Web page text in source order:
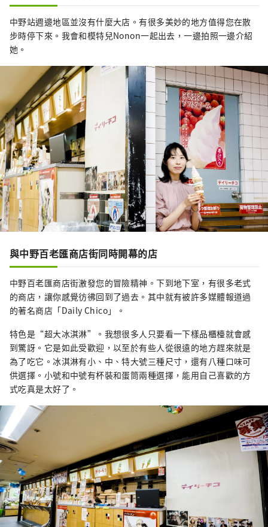
中野站週邊地區並沒有什麼大店。有很多美妙的地方值得您在散
步時停下來。我會和模特兒Nonon一起出去，一邊拍照一邊介紹
她。
與中野百老匯商店街同時開幕的店
中野百老匯商店街激發您的冒險精神。下到地下室，有很多老式
的商店，讓你感覺彷彿回到了過去。其中就有被許多媒體報道過
的著名商店「Daily Chico」。
特色是“超大冰淇淋”。我想很多人只要看一下樣品櫃檯就會感
到驚訝。它是如此受歡迎，以至於有些人從很遠的地方趕來就是
為了吃它。冰淇淋有小、中、特大號三種尺寸，還有八種口味可
供選擇。小號和中號有杯裝和蛋筒兩種選擇，能用自己喜歡的方
式吃真是太好了。